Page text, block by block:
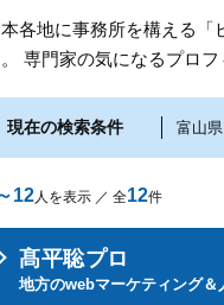
各地に事務所を構える「
専門家の気になるプロ
現在の検索条件 富山県
12人を表示 ／ 全12件
髙平聡プロ
地方のwebマーケティング＆